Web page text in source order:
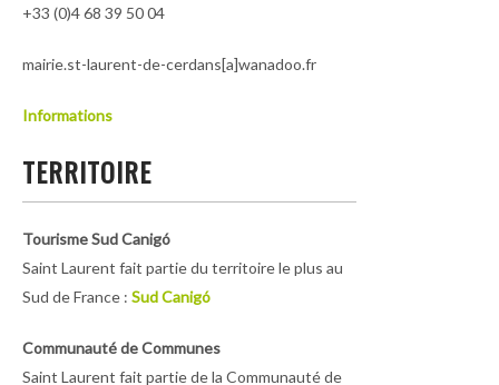
+33 (0)4 68 39 50 04
mairie.st-laurent-de-cerdans[a]wanadoo.fr
Informations
TERRITOIRE
Tourisme Sud Canigó
Saint Laurent fait partie du territoire le plus au
Sud de France : Sud Canigó
Communauté de Communes
Saint Laurent fait partie de la Communauté de